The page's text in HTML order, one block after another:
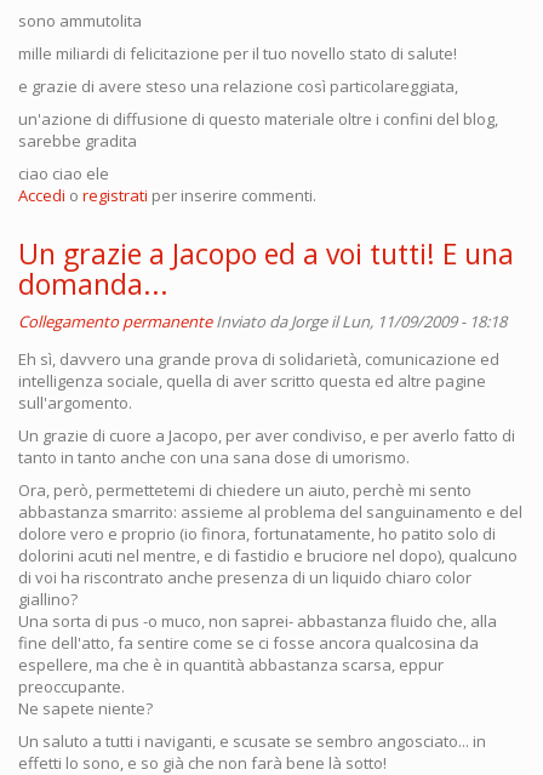
sono ammutolita
mille miliardi di felicitazione per il tuo novello stato di salute!
e grazie di avere steso una relazione così particolareggiata,
un'azione di diffusione di questo materiale oltre i confini del blog,
sarebbe gradita
ciao ciao ele
Accedi o registrati per inserire commenti.
Un grazie a Jacopo ed a voi tutti! E una
domanda...
Collegamento permanente Inviato daJorgeil Lun, 11/09/2009 - 18:18
Eh sì, davvero una grande prova di solidarietà, comunicazione ed
intelligenza sociale, quella di aver scritto questa ed altre pagine
sull'argomento.
Un grazie di cuore a Jacopo, per aver condiviso, e per averlo fatto di
tanto in tanto anche con una sana dose di umorismo.
Ora, però, permettetemi di chiedere un aiuto, perchè mi sento
abbastanza smarrito: assieme al problema del sanguinamento e del
dolore vero e proprio (io finora, fortunatamente, ho patito solo di
dolorini acuti nel mentre, e di fastidio e bruciore nel dopo), qualcuno
di voi ha riscontrato anche presenza di un liquido chiaro color
giallino?
Una sorta di pus -o muco, non saprei- abbastanza fluido che, alla
fine dell'atto, fa sentire come se ci fosse ancora qualcosina da
espellere, ma che è in quantità abbastanza scarsa, eppur
preoccupante.
Ne sapete niente?
Un saluto a tutti i naviganti, e scusate se sembro angosciato... in
effetti lo sono, e so già che non farà bene là sotto!